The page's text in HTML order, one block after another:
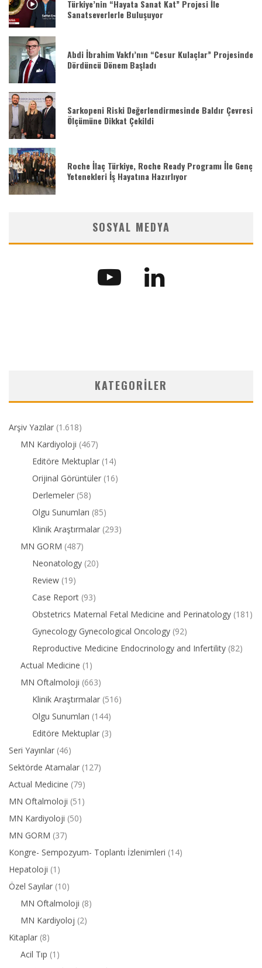
Türkiye’nin “Hayata Sanat Kat” Projesi İle
Sanatseverlerle Buluşuyor
Abdi İbrahim Vakfı’nın “Cesur Kulaçlar” Projesinde
Dördüncü Dönem Başladı
Sarkopeni Riski Değerlendirmesinde Baldır Çevresi
Ölçümüne Dikkat Çekildi
Roche İlaç Türkiye, Roche Ready Programı İle Genç
Yetenekleri İş Hayatına Hazırlıyor
SOSYAL MEDYA
KATEGORILER
Arşiv Yazılar (1.618)
MN Kardiyoloji (467)
Editöre Mektuplar (14)
Orijinal Görüntüler (16)
Derlemeler (58)
Olgu Sunumları (85)
Klinik Araştırmalar (293)
MN GORM (487)
Neonatology (20)
Review (19)
Case Report (93)
Obstetrics Maternal Fetal Medicine and Perinatology (181)
Gynecology Gynecological Oncology (92)
Reproductive Medicine Endocrinology and Infertility (82)
Actual Medicine (1)
MN Oftalmoloji (663)
Klinik Araştırmalar (516)
Olgu Sunumları (144)
Editöre Mektuplar (3)
Seri Yayınlar (46)
Sektörde Atamalar (127)
Actual Medicine (79)
MN Oftalmoloji (51)
MN Kardiyoloji (50)
MN GORM (37)
Kongre- Sempozyum- Toplantı İzlenimleri (14)
Hepatoloji (1)
Özel Sayılar (10)
MN Oftalmoloji (8)
MN Kardiyoloj (2)
Kitaplar (8)
Acil Tıp (1)